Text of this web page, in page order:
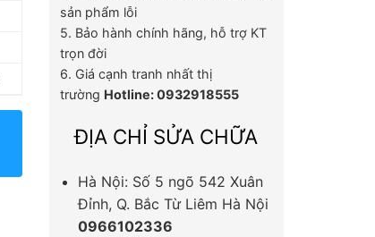
sản phẩm lỗi
5. Bảo hành chính hãng, hỗ trợ KT
trọn đời
6. Giá cạnh tranh nhất thị
trường Hotline: 0932918555
ĐỊA CHỈ SỬA CHỮA
Hà Nội: Số 5 ngõ 542 Xuân
Đỉnh, Q. Bắc Từ Liêm Hà Nội
0966102336